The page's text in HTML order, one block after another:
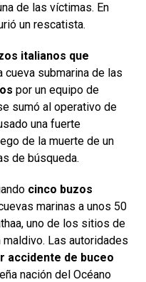
de las víctimas. En
un rescatista.
italianos que
cueva submarina de las
por un equipo de
sumó al operativo de
una fuerte
de la muerte de un
de búsqueda.
cinco buzos
marinas a unos 50
uno de los sitios de
Las autoridades
accidente de buceo
nación del Océano